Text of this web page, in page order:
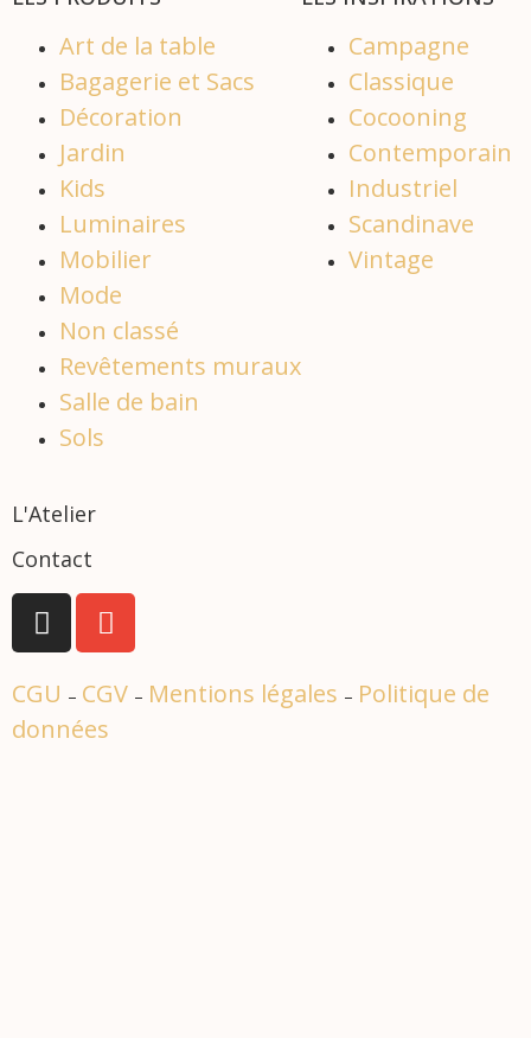
Art de la table
Bagagerie et Sacs
Décoration
Jardin
Kids
Luminaires
Mobilier
Mode
Non classé
Revêtements muraux
Salle de bain
Sols
Campagne
Classique
Cocooning
Contemporain
Industriel
Scandinave
Vintage
L'Atelier
Contact
CGU – CGV – Mentions légales – Politique de
données